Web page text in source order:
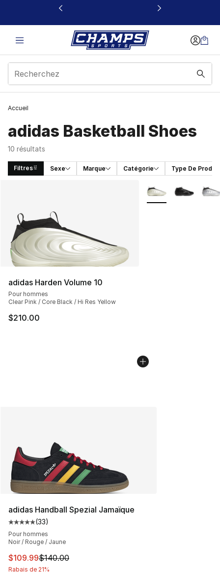
Ce lien s’ouvrira dans une nouvelle fenêtre
Accueil
adidas Basketball Shoes
10 résultats
Filtres Sexe Marque Catégorie Type De Produit
adidas Harden Volume 10
Pour hommes
Clear Pink / Core Black / Hi Res Yellow
$210.00
Plus de couleurs
adidas Handball Spezial Jamaïque
Cote moyenne du client - [5 sur 5 étoiles], 33
(33)
Pour hommes
Noir / Rouge / Jaune
Cet article est en solde. Le prix est passé de $140.00 à
$109.99$140.00
Rabais de 21%